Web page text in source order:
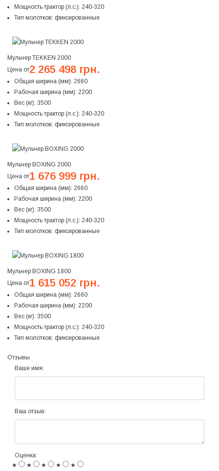
Мощность трактор (л.с.): 240-320
Тип молотков: фиксированные
Мульчер TEKKEN 2000
Цена от2 265 498 грн.
Общая ширина (мм): 2660
Рабочая ширина (мм): 2200
Вес (кг): 3500
Мощность трактор (л.с.): 240-320
Тип молотков: фиксированные
Мульчер BOXING 2000
Цена от1 676 999 грн.
Общая ширина (мм): 2660
Рабочая ширина (мм): 2200
Вес (кг): 3500
Мощность трактор (л.с.): 240-320
Тип молотков: фиксированные
Мульчер BOXING 1800
Цена от1 615 052 грн.
Общая ширина (мм): 2660
Рабочая ширина (мм): 2200
Вес (кг): 3500
Мощность трактор (л.с.): 240-320
Тип молотков: фиксированные
Отзывы
Ваше имя:
Ваш отзыв:
Оценка:
★
★
★
★
★